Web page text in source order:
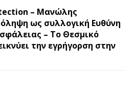
– Μανώλης
ως συλλογική Ευθύνη
– Το Θεσμικό
την εγρήγορση στην